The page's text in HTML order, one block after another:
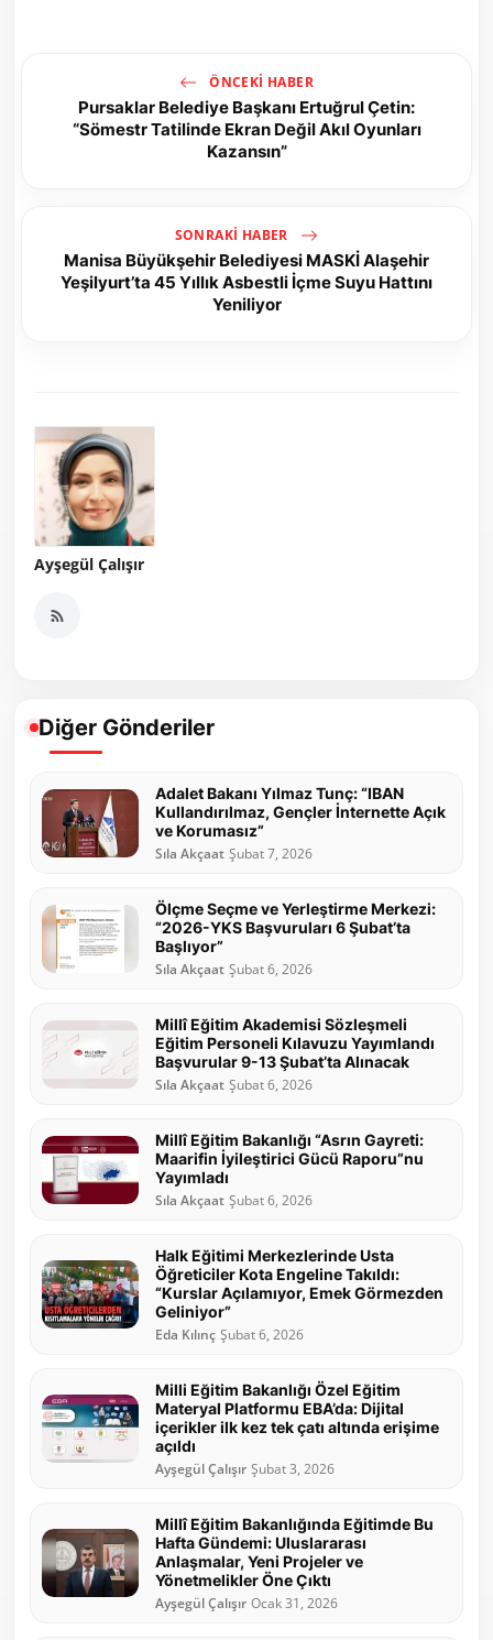
ÖNCEKI HABER
Pursaklar Belediye Başkanı Ertuğrul Çetin:
“Sömestr Tatilinde Ekran Değil Akıl Oyunları
Kazansın”
SONRAKI HABER
Manisa Büyükşehir Belediyesi MASKİ Alaşehir
Yeşilyurt’ta 45 Yıllık Asbestli İçme Suyu Hattını
Yeniliyor
Ayşegül Çalışır
Diğer Gönderiler
Adalet Bakanı Yılmaz Tunç: “IBAN
Kullandırılmaz, Gençler İnternette Açık
ve Korumasız”
Sıla Akçaat Şubat 7, 2026
Ölçme Seçme ve Yerleştirme Merkezi:
“2026-YKS Başvuruları 6 Şubat’ta
Başlıyor”
Sıla Akçaat Şubat 6, 2026
Millî Eğitim Akademisi Sözleşmeli
Eğitim Personeli Kılavuzu Yayımlandı
Başvurular 9-13 Şubat’ta Alınacak
Sıla Akçaat Şubat 6, 2026
Millî Eğitim Bakanlığı “Asrın Gayreti:
Maarifin İyileştirici Gücü Raporu”nu
Yayımladı
Sıla Akçaat Şubat 6, 2026
Halk Eğitimi Merkezlerinde Usta
Öğreticiler Kota Engeline Takıldı:
“Kurslar Açılamıyor, Emek Görmezden
Geliniyor”
Eda Kılınç Şubat 6, 2026
Milli Eğitim Bakanlığı Özel Eğitim
Materyal Platformu EBA’da: Dijital
içerikler ilk kez tek çatı altında erişime
açıldı
Ayşegül Çalışır Şubat 3, 2026
Millî Eğitim Bakanlığında Eğitimde Bu
Hafta Gündemi: Uluslararası
Anlaşmalar, Yeni Projeler ve
Yönetmelikler Öne Çıktı
Ayşegül Çalışır Ocak 31, 2026